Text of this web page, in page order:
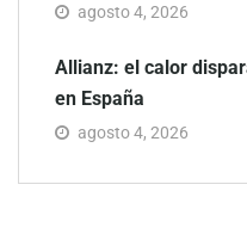
agosto 4, 2026
Allianz: el calor
en España
agosto 4, 2026